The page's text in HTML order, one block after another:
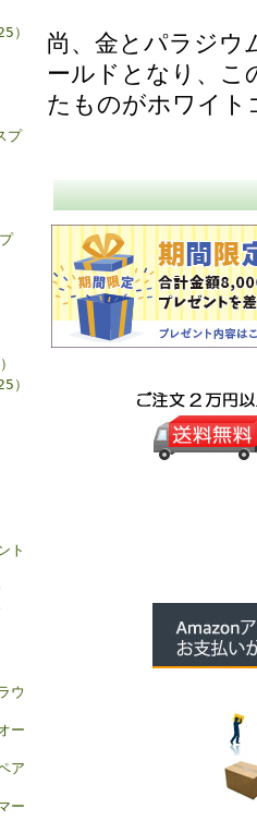
）
プ
）
ト
ウ
ー
ア
ー
尚、金とパラジウ
ールドとなり、こ
たものがホワイト